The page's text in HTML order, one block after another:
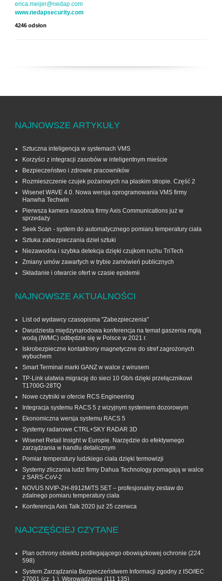
erica.meijer@nedap.com
www.nedapsecurity.com
4246 odsłon
NAJNOWSZE ARTYKUŁY
Sztuczna inteligencja w systemach VMS
Korzyści z integracji zasobów w inteligentnym mieście
Bezpieczeństwo i zdrowie pracowników
Rozmieszczenie czujek pożarowych na płaskim stropie. Część 2
Wisenet WAVE 4.0. Nowa wersja oprogramowania VMS firmy
Hanwha Techwin
Pierwsza kamera nasobna firmy Axis Communications już w
sprzedaży
Seek Scan - system do automatycznego pomiaru temperatury ciała
Sztuka zabezpieczania dzieł sztuki
Niezawodna i szybka detekcja dzięki czujkom ruchu TriTech
Zmiany umów zawartych w trybie zamówień publicznych
Składanie i otwarcie ofert w czasie epidemii
NAJNOWSZE AKTUALNOŚCI
List od wydawcy czasopisma "Zabezpieczenia"
Dwudziesta międzynarodowa konferencja na temat gaszenia mgłą
wodą (IWMC) odbędzie się w Polsce w 2021 r.
Iskrobezpieczne kontaktrony magnetyczne do stref zagrożonych
wybuchem
Smart Terminal marki GANZ w walce z wirusem
TP-Link ułatwia migrację do sieci 10 Gb/s dzięki przełącznikowi
T1700G‑28TQ
Nowe czytniki w ofercie RCS Engineering
Integracja systemu RACS 5 z wizyjnym systemem dozorowym
Ekonomiczna wersja systemu RACS 5
Systemy radarowe CTRL+SKY RADAR 3D
Wisenet Retail Insight w Europie. Narzędzie do efektywnego
zarządzania w handlu detalicznym
Pomiar temperatury ludzkiego ciała dzięki termowizji
Systemy zliczania ludzi firmy Dahua Technology pomagają w walce
z SARS-CoV-2
NOVUS NVIP-2H-8912M/TS SET – profesjonalny zestaw do
zdalnego pomiaru temperatury ciała
Konferencja Axis Talk 2020 już 25 czerwca
NAJCZĘŚCIEJ CZYTANE
Plan ochrony obiektu podlegającego obowiązkowej ochronie (224
598)
System Zarządzania Bezpieczeństwem Informacji zgodny z ISO/IEC
27001 (cz. 1.). Wprowadzenie (111 135)